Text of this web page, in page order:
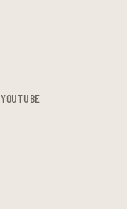
YOUTUBE